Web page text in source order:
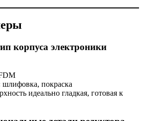
корпуса электроники
шлифовка, покраска
идеально гладкая, готовая к